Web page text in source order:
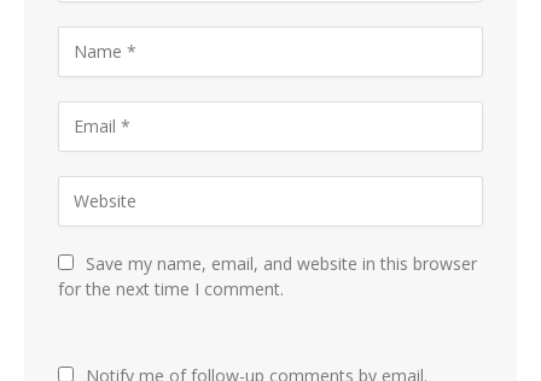
Save my name, email, and website in this browser
for the next time I comment.
Notify me of follow-up comments by email.